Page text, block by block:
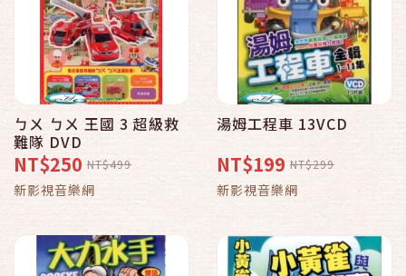
ㄅㄨ ㄅㄨ 王國 3 超級救
難隊 DVD
NT$250 NT$499
新影視音樂網
湯姆工程車 13VCD
NT$199 NT$299
新影視音樂網